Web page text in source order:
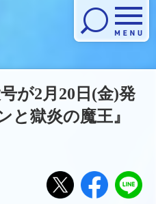
が2月20日(金)発
獄炎の魔王』